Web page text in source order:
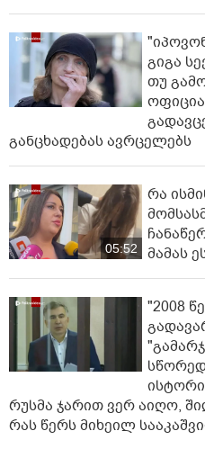
გიგა
თუ
განცხადებას ავრცელებს
05:52
რა
მამას
"2008
რუსმა ჯარით ვერ აიღო,
რას წერს მიხეილ